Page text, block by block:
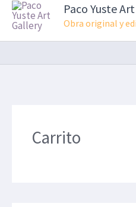
Paco Yuste
Obra original y
Carrito
s
c